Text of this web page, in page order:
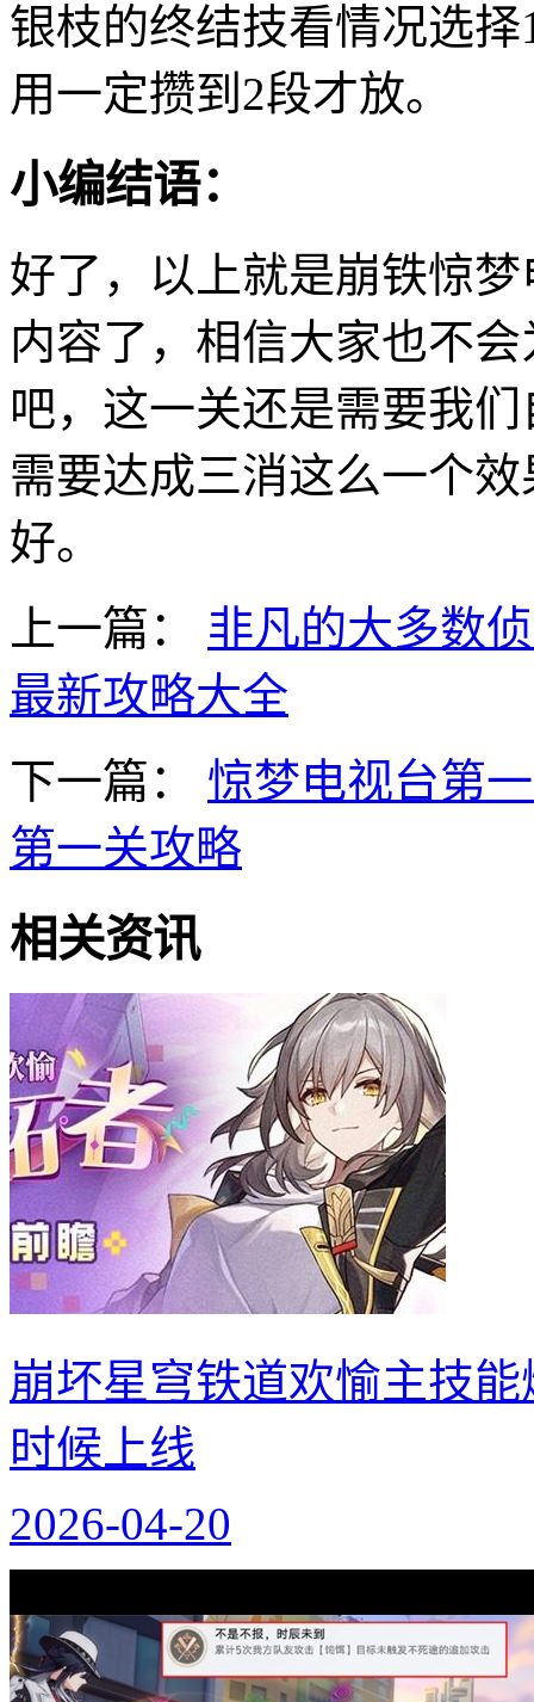
银枝的终结技看情况选
用一定攒到2段才放。
小编结语：
好了，以上就是崩铁惊
内容了，相信大家也不
吧，这一关还是需要我
需要达成三消这么一个
好。
上一篇：
非凡的大多数
最新攻略大全
下一篇：
惊梦电视台第
第一关攻略
相关资讯
崩坏星穹铁道欢愉主技
时候上线
2026-04-20